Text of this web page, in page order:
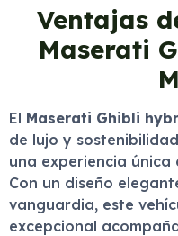
Ventajas
Maserati
El Maserati Ghibli
de lujo y
una experiencia
Con un diseño
vanguardia, este
excepcional